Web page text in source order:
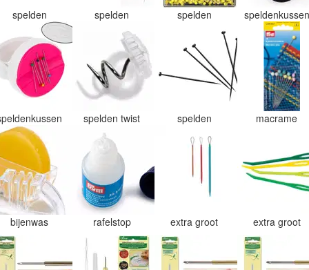
spelden spelden spelden
spelden twist spelden macrame
bijenwas rafelstop extra groot extra groot